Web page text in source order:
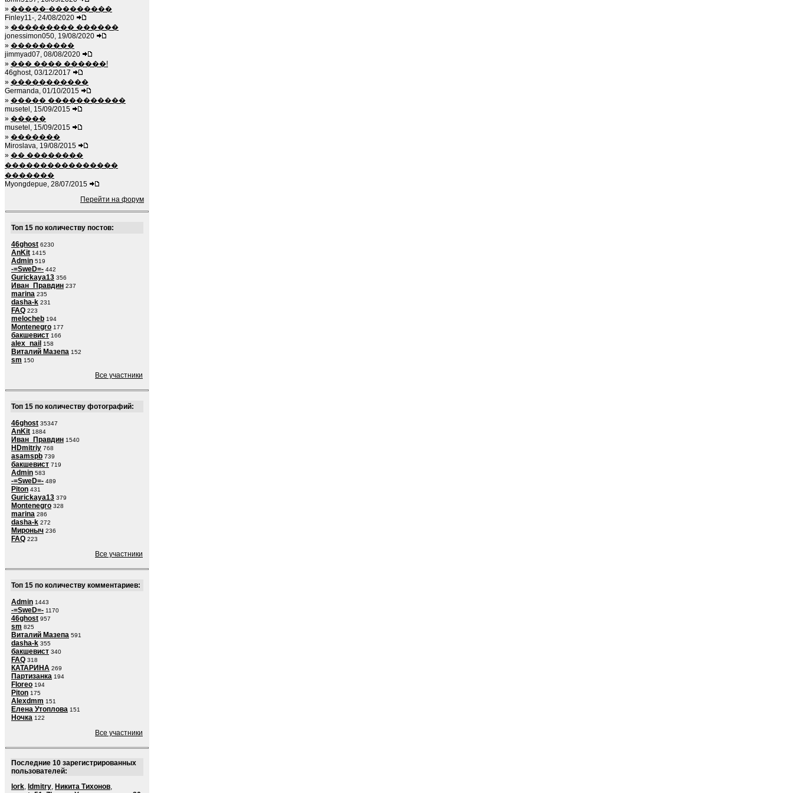
» �����-���������
Finley11-, 24/08/2020
» ��������� ������
jonessimon050, 19/08/2020
» ���������
jimmyad07, 08/08/2020
» ��� ���� ������!
46ghost, 03/12/2017
» �����������
Germanda, 01/10/2015
» ����� �����������
musetel, 15/09/2015
» �����
musetel, 15/09/2015
» �������
Miroslava, 19/08/2015
» �� ��������
����������������
�������
Myongdepue, 28/07/2015
Перейти на форум
Топ 15 по количеству постов:
46ghost 6230
AnKit 1415
Admin 519
-=SweD=- 442
Gurickaya13 356
Иван_Правдин 237
marina 235
dasha-k 231
FAQ 223
melocheb 194
Montenegro 177
бакшевист 166
alex_nail 158
Виталий Мазепа 152
sm 150
Все участники
Топ 15 по количеству фотографий:
46ghost 35347
AnKit 1884
Иван_Правдин 1540
HDmitriy 768
asamspb 739
бакшевист 719
Admin 583
-=SweD=- 489
Piton 431
Gurickaya13 379
Montenegro 328
marina 286
dasha-k 272
Мироныч 236
FAQ 223
Все участники
Топ 15 по количеству комментариев:
Admin 1443
-=SweD=- 1170
46ghost 957
sm 825
Виталий Мазепа 591
dasha-k 355
бакшевист 340
FAQ 318
КАТАРИНА 269
Партизанка 194
Floreo 194
Piton 175
Alexdmm 151
Елена Утоплова 151
Ночка 122
Все участники
Последние 10 зарегистрированных
пользователей:
lork, ldmitry, Никита Тихонов,